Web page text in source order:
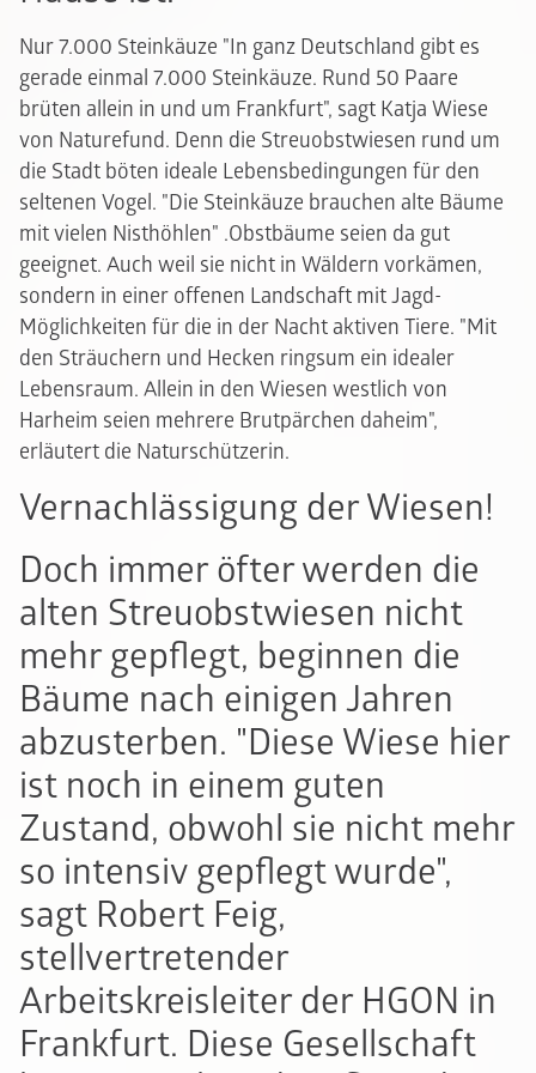
Nur 7.000 Steinkäuze "In ganz Deutschland gibt es
gerade einmal 7.000 Steinkäuze. Rund 50 Paare
brüten allein in und um Frankfurt", sagt Katja Wiese
von Naturefund. Denn die Streuobstwiesen rund um
die Stadt böten ideale Lebensbedingungen für den
seltenen Vogel. "Die Steinkäuze brauchen alte Bäume
mit vielen Nisthöhlen" .Obstbäume seien da gut
geeignet. Auch weil sie nicht in Wäldern vorkämen,
sondern in einer offenen Landschaft mit Jagd-
Möglichkeiten für die in der Nacht aktiven Tiere. "Mit
den Sträuchern und Hecken ringsum ein idealer
Lebensraum. Allein in den Wiesen westlich von
Harheim seien mehrere Brutpärchen daheim",
erläutert die Naturschützerin.
Vernachlässigung der Wiesen!
Doch immer öfter werden die
alten Streuobstwiesen nicht
mehr gepflegt, beginnen die
Bäume nach einigen Jahren
abzusterben. "Diese Wiese hier
ist noch in einem guten
Zustand, obwohl sie nicht mehr
so intensiv gepflegt wurde",
sagt Robert Feig,
stellvertretender
Arbeitskreisleiter der HGON in
Frankfurt. Diese Gesellschaft